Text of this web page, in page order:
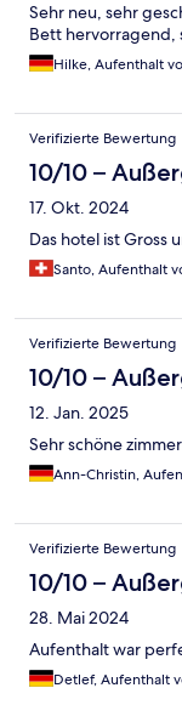
Sehr neu, sehr
Bett hervorragend,
Hilke, Aufenthalt
Verifizierte Bewertung
10/10 –
17. Okt. 2024
Das hotel ist Gross
Santo, Aufenthalt
Verifizierte Bewertung
10/10 –
12. Jan. 2025
Sehr schöne zimmer
Ann-Christin,
Verifizierte Bewertung
10/10 –
28. Mai 2024
Aufenthalt war
Detlef, Aufenthalt